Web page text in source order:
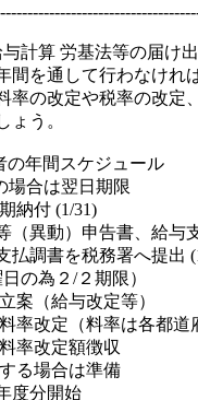
計算 労基法等の届け
間を通して行わなけれ
率の改定や税率の改定
ょう。
年間スケジュール
場合は翌日期限
納付 (1/31)
（異動）申告書、給
払調書を税務署へ提出
の為２/２期限）
案（給与改定等）
率改定（料率は各都道
率改定額徴収
る場合は準備
度分開始